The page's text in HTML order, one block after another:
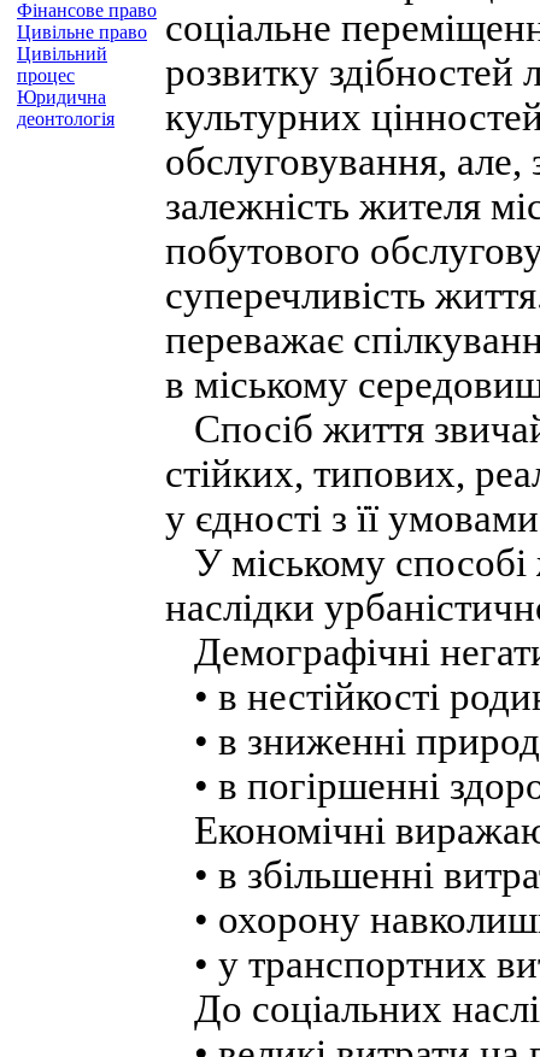
Фінансове право
Цивільне право
Цивільний
процес
Юридична
деонтологія
соціальне
розвитку
культурних
обслуговування, але,
залежність жителя
побутового
суперечливість
переважає
в міському
Спосіб життя
стійких, типових,
у єдності з її
У міському способі
наслідки
Демографічні
• в нестійкості
• в зниженні
• в погіршенні
Економічні
• в збільшенні
• охорону
• у транспортних
До соціальних